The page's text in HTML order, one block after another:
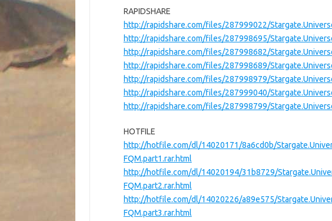
RAPIDSHARE
http://rapidshare.com/files/287999022/
http://rapidshare.com/files/287998695/
http://rapidshare.com/files/287998682/
http://rapidshare.com/files/287998689/
http://rapidshare.com/files/287998979/
http://rapidshare.com/files/287999040/
http://rapidshare.com/files/287998799/
HOTFILE
http://hotfile.com/dl/14020171/8a6cd0b/
FQM.part1.rar.html
http://hotfile.com/dl/14020194/31b8729/
FQM.part2.rar.html
http://hotfile.com/dl/14020226/a89e575/
FQM.part3.rar.html